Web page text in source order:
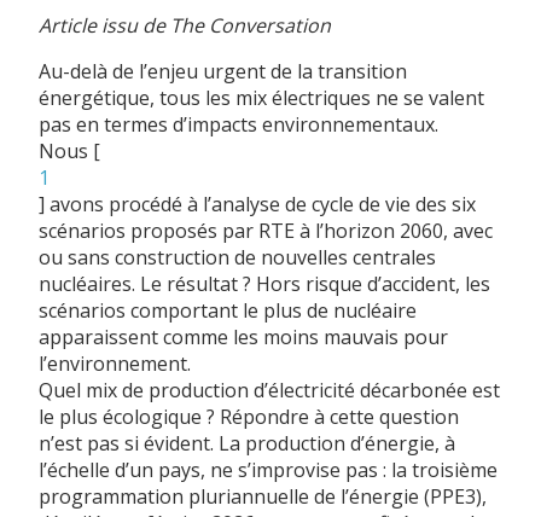
Article issu de The Conversation
Au-delà de l’enjeu urgent de la transition
énergétique, tous les mix électriques ne se valent
pas en termes d’impacts environnementaux.
Nous [
1
] avons procédé à l’analyse de cycle de vie des six
scénarios proposés par RTE à l’horizon 2060, avec
ou sans construction de nouvelles centrales
nucléaires. Le résultat ? Hors risque d’accident, les
scénarios comportant le plus de nucléaire
apparaissent comme les moins mauvais pour
l’environnement.
Quel mix de production d’électricité décarbonée est
le plus écologique ? Répondre à cette question
n’est pas si évident. La production d’énergie, à
l’échelle d’un pays, ne s’improvise pas : la troisième
programmation pluriannuelle de l’énergie (PPE3),